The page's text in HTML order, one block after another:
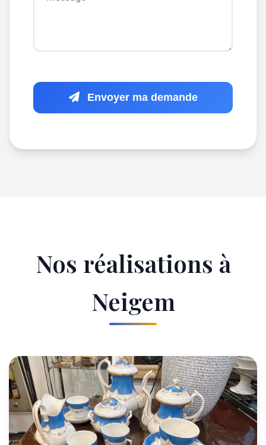
Envoyer ma demande
Nos réalisations à
Neigem